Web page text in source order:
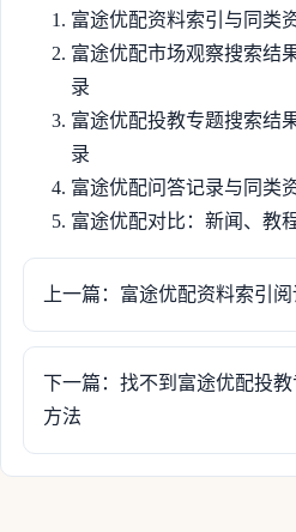
富途优配资料索引与同类
富途优配市场观察搜索结
录
富途优配投教专题搜索结
录
富途优配问答记录与同类
富途优配对比：新闻、教
上一篇：富途优配资料索引
下一篇：找不到富途优配投
方法